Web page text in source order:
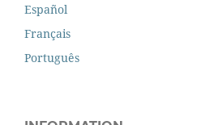
Español
Français
Português